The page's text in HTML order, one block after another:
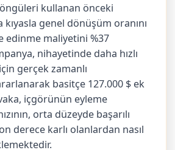
kullanan önceki
kıyasla genel dönüşüm oranını
edinme maliyetini %37
nihayetinde daha hızlı
gerçek zamanlı
basitçe 127.000 $ ek
içgörünün eyleme
orta düzeyde başarılı
derece karlı olanlardan nasıl